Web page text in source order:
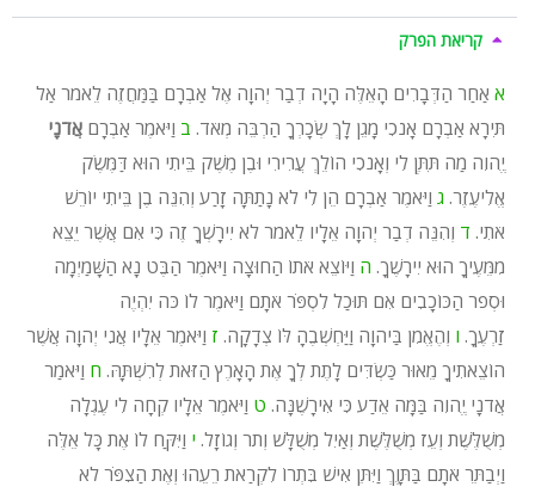
קריאת הפרק
א אַחַר הַדְּבָרִים הָאֵלֶּה הָיָה דְבַר יְהוָה אֶל אַבְרָם בַּמַּחֲזֶה לֵאמֹר אַל
תִּירָא אַבְרָם אָנֹכִי מָגֵן לָךְ שְׂכָרְךָ הַרְבֵּה מְאֹד. ב וַיֹּאמֶר אַבְרָם אֲדֹנָי
יֱהוִה מַה תִּתֶּן לִי וְאָנֹכִי הוֹלֵךְ עֲרִירִי וּבֶן מֶשֶׁק בֵּיתִי הוּא דַּמֶּשֶׂק
אֱלִיעֶזֶר. ג וַיֹּאמֶר אַבְרָם הֵן לִי לֹא נָתַתָּה זָרַע וְהִנֵּה בֶן בֵּיתִי יוֹרֵשׁ
אֹתִי. ד וְהִנֵּה דְבַר יְהוָה אֵלָיו לֵאמֹר לֹא יִירָשְׁךָ זֶה כִּי אִם אֲשֶׁר יֵצֵא
מִמֵּעֶיךָ הוּא יִירָשֶׁךָ. ה וַיּוֹצֵא אֹתוֹ הַחוּצָה וַיֹּאמֶר הַבֶּט נָא הַשָּׁמַיְמָה
וּסְפֹר הַכּוֹכָבִים אִם תּוּכַל לִסְפֹּר אֹתָם וַיֹּאמֶר לוֹ כֹּה יִהְיֶה
זַרְעֶךָ. ו וְהֶאֱמִן בַּיהוָה וַיַּחְשְׁבֶהָ לּוֹ צְדָקָה. ז וַיֹּאמֶר אֵלָיו אֲנִי יְהוָה אֲשֶׁר
הוֹצֵאתִיךָ מֵאוּר כַּשְׂדִּים לָתֶת לְךָ אֶת הָאָרֶץ הַזֹּאת לְרִשְׁתָּהּ. ח וַיֹּאמַר
אֲדֹנָי יֱהוִה בַּמָּה אֵדַע כִּי אִירָשֶׁנָּה. ט וַיֹּאמֶר אֵלָיו קְחָה לִי עֶגְלָה
מְשֻׁלֶּשֶׁת וְעֵז מְשֻׁלֶּשֶׁת וְאַיִל מְשֻׁלָּשׁ וְתֹר וְגוֹזָל. י וַיִּקַּח לוֹ אֶת כָּל אֵלֶּה
וַיְבַתֵּר אֹתָם בַּתָּוֶךְ וַיִּתֵּן אִישׁ בִּתְרוֹ לִקְרַאת רֵעֵהוּ וְאֶת הַצִפֹּר לֹא